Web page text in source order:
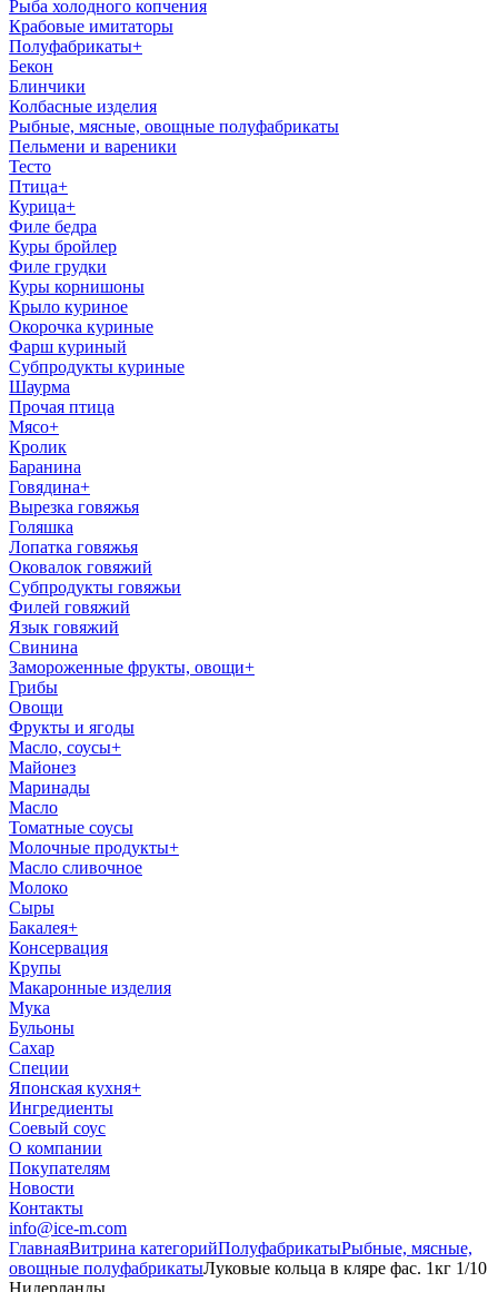
Рыба холодного копчения
Крабовые имитаторы
Полуфабрикаты+
Бекон
Блинчики
Колбасные изделия
Рыбные, мясные, овощные полуфабрикаты
Пельмени и вареники
Тесто
Птица+
Курица+
Филе бедра
Куры бройлер
Филе грудки
Куры корнишоны
Крыло куриное
Окорочка куриные
Фарш куриный
Субпродукты куриные
Шаурма
Прочая птица
Мясо+
Кролик
Баранина
Говядина+
Вырезка говяжья
Голяшка
Лопатка говяжья
Оковалок говяжий
Субпродукты говяжьи
Филей говяжий
Язык говяжий
Свинина
Замороженные фрукты, овощи+
Грибы
Овощи
Фрукты и ягоды
Масло, соусы+
Майонез
Маринады
Масло
Томатные соусы
Молочные продукты+
Масло сливочное
Молоко
Сыры
Бакалея+
Консервация
Крупы
Макаронные изделия
Мука
Бульоны
Сахар
Специи
Японская кухня+
Ингредиенты
Соевый соус
О компании
Покупателям
Новости
Контакты
info@ice-m.com
ГлавнаяВитрина категорийПолуфабрикатыРыбные, мясные,
овощные полуфабрикатыЛуковые кольца в кляре фас. 1кг 1/10
Нидерланды